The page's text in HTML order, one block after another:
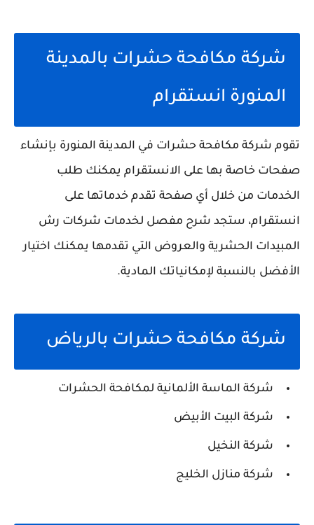
شركة مكافحة حشرات بالمدينة
المنورة انستقرام
تقوم شركة مكافحة حشرات في المدينة المنورة بإنشاء
صفحات خاصة بها على الانستقرام يمكنك طلب
الخدمات من خلال أي صفحة تقدم خدماتها على
انستقرام، ستجد شرح مفصل لخدمات شركات رش
المبيدات الحشرية والعروض التي تقدمها يمكنك اختيار
الأفضل بالنسبة لإمكانياتك المادية.
شركة مكافحة حشرات بالرياض
شركة الماسة الألمانية لمكافحة الحشرات
شركة البيت الأبيض
شركة النخيل
شركة منازل الخليج